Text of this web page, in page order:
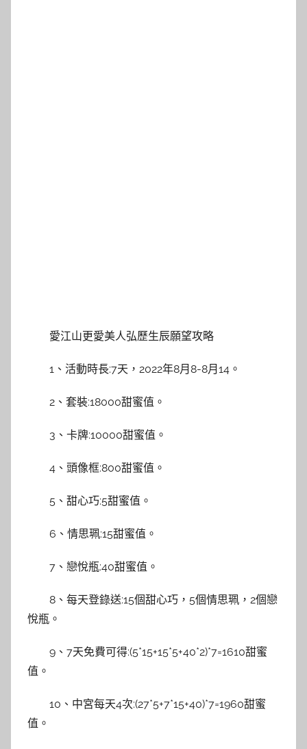
愛江山更愛美人弘歷生辰願望攻略
1、活動時長:7天，2022年8月8-8月14。
2、套裝:18000甜蜜值。
3、卡牌:10000甜蜜值。
4、頭像框:800甜蜜值。
5、甜心巧:5甜蜜值。
6、情思珮:15甜蜜值。
7、戀悅瓶:40甜蜜值。
8、每天登錄送:15個甜心巧，5個情思珮，2個戀
悅瓶。
9、7天免費可得:(5*15+15*5+40*2)*7=1610甜蜜
值。
10、中宮每天4次:(27*5+7*15+40)*7=1960甜蜜
值。